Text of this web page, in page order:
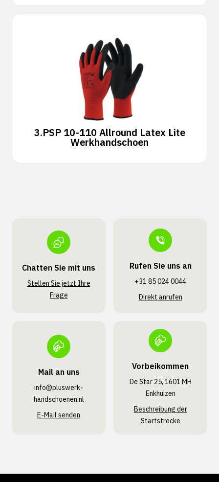
3.PSP 10-110 Allround Latex Lite
Werkhandschoen
Chatten Sie mit uns
Stellen Sie jetzt Ihre
Frage
Rufen Sie uns an
+31 85 024 0044
Direkt anrufen
Mail an uns
info@pluswerk­
handschoenen.nl
E-Mail senden
Vorbeikommen
De Star 25, 1601 MH
Enkhuizen
Beschreibung der
Startstrecke